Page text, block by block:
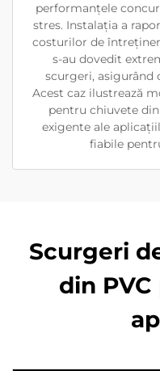
performanțele
stres. Instalația a
costurilor de
s-au dovedit
scurgeri, asigurând
Acest caz ilustrează
pentru chiuvete
exigente ale
fiabile
Scurgeri
din